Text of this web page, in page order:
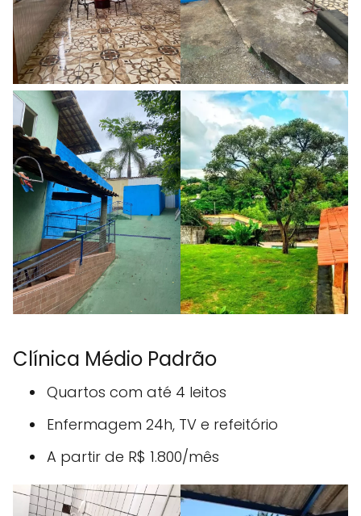
Clínica Médio Padrão
Quartos com até 4 leitos
Enfermagem 24h, TV e refeitório
A partir de R$ 1.800/mês